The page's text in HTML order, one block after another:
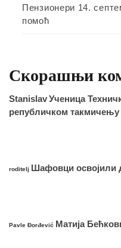
Пензионери 14.
помоћ
Скорашњи
StanislavУченица
републичком такмичењу
roditelj Шафовци освојили
Pavle Đorđević Матија